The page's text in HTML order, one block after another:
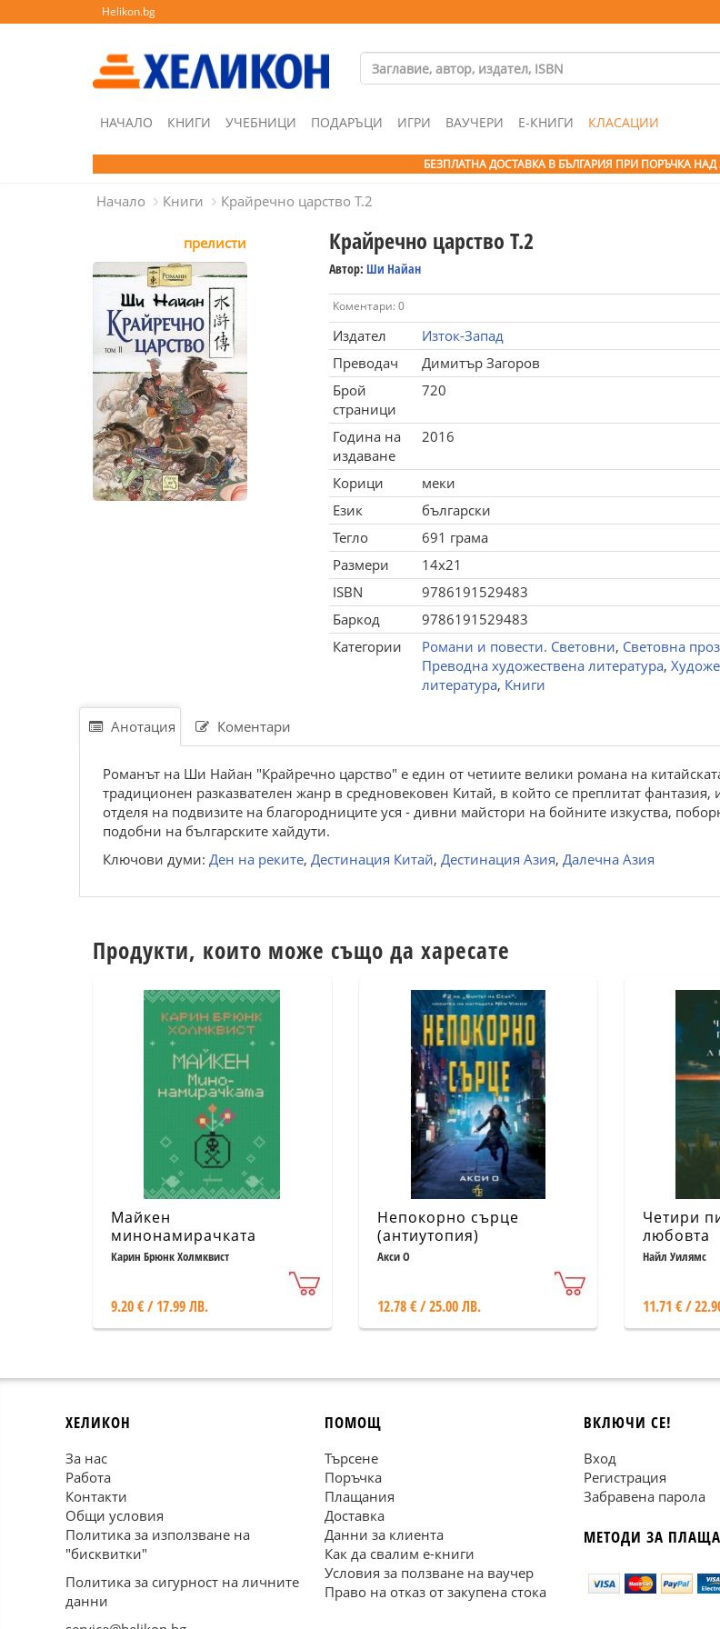
Helikon.bg
НАЧАЛО КНИГИ УЧЕБНИЦИ ПОДАРЪЦИ ИГРИ ВАУЧЕРИ Е-КНИГИ КЛАСАЦИИ
БЕЗПЛАТНА ДОСТАВКА В БЪЛГАРИЯ ПРИ ПОРЪЧКА НАД
Начало Книги Крайречно царство Т.2
прелисти Крайречно царство Т.2
Автор: Ши Найан
Коментари: 0
Издател
Изток-Запад
Преводач
Димитър Загоров
Брой
страници
720
Година на
издаване
2016
Корици
меки
Език
български
Тегло
691 грама
Размери
14x21
ISBN
9786191529483
Баркод
9786191529483
Категории
Романи и повести. Световни, Световна
Преводна художествена литература,
литература, Книги
Анотация Коментари
Романът на Ши Найан "Крайречно царство" е един от четиите велики романа на
традиционен разказвателен жанр в средновековен Китай, в който се преплитат
отделя на подвизите на благородниците уся - дивни майстори на бойните изкуства,
подобни на българските хайдути.
Ключови думи: Ден на реките, Дестинация Китай, Дестинация Азия, Далечна Азия
Продукти, които може също да харесате
Майкен
минонамирачката
Карин Брюнк Холмквист
9.20 € / 17.99 ЛВ.
Непокорно сърце
(антиутопия)
Акси О
12.78 € / 25.00 ЛВ.
Четири
любовта
Найл Уилямс
11.71 € /
ХЕЛИКОН
За нас
Работа
Контакти
Общи условия
Политика за използване на
"бисквитки"
Политика за сигурност на личните
данни
ПОМОЩ
Търсене
Поръчка
Плащания
Доставка
Данни за клиента
Как да свалим е-книги
Условия за ползване на ваучер
Право на отказ от закупена стока
ВКЛЮЧИ СЕ!
Вход
Регистрация
Забравена парола
МЕТОДИ ЗА